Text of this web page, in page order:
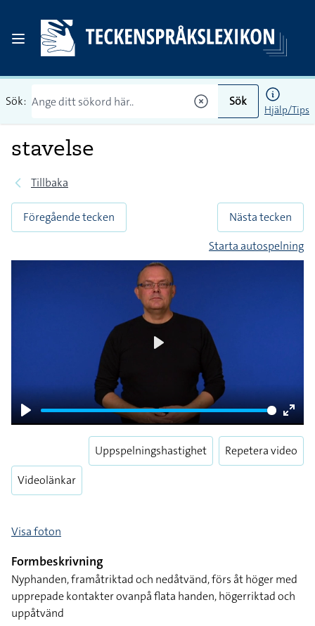
Sök: Sök
Hjälp/Tips
stavelse
Tillbaka
Föregående tecken
Nästa tecken
Starta autospelning
Play
Enter
Videolänkar
Uppspelningshastighet Repetera video
Visa foton
Formbeskrivning
Nyphanden, framåtriktad och nedåtvänd, förs åt höger med
upprepade kontakter ovanpå flata handen, högerriktad och
uppåtvänd